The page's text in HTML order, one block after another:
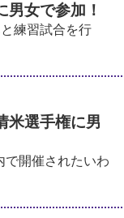
女で参加！
練習試合を行
米選手権に男
で開催されたいわ